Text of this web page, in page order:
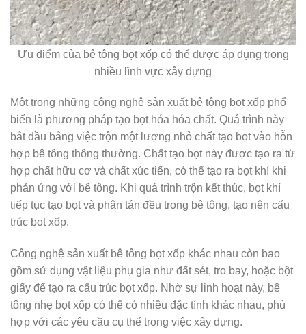
Ưu điểm của bê tông bọt xốp có thể được áp dụng trong
nhiều lĩnh vực xây dựng
Một trong những công nghệ sản xuất bê tông bọt xốp phổ
biến là phương pháp tạo bọt hóa hóa chất. Quá trình này
bắt đầu bằng việc trộn một lượng nhỏ chất tạo bọt vào hỗn
hợp bê tông thông thường. Chất tạo bọt này được tạo ra từ
hợp chất hữu cơ và chất xúc tiến, có thể tạo ra bọt khí khi
phản ứng với bê tông. Khi quá trình trộn kết thúc, bọt khí
tiếp tục tạo bọt và phân tán đều trong bê tông, tạo nên cấu
trúc bọt xốp.
Công nghệ sản xuất bê tông bọt xốp khác nhau còn bao
gồm sử dụng vật liệu phụ gia như đất sét, tro bay, hoặc bột
giấy để tạo ra cấu trúc bọt xốp. Nhờ sự linh hoạt này, bê
tông nhẹ bọt xốp có thể có nhiều đặc tính khác nhau, phù
hợp với các yêu cầu cụ thể trong việc xây dựng.